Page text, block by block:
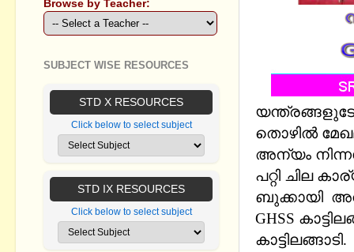
തൊഴിൽ
അന്യം
പറ്റി ചില
ബുക്കായി
GHSS
കാട്ടിലങ്ങാടി.
Browse by Teacher:
SUBJECT WISE RESOURCES
STD X RESOURCES
Click below to select subject
STD IX RESOURCES
Click below to select subject